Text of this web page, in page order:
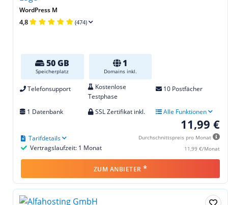
WordPress M
4,8 (474)
50 GB
Speicherplatz
1
Domains inkl.
Telefonsupport
Kostenlose
Testphase
10 Postfächer
1 Datenbank SSL Zertifikat inkl. Alle Funktionen
11,99 €
Durchschnittspreis pro Monat
11,99 €/Monat
Vertragslaufzeit: 1 Monat
Tarifdetails
ZUM ANBIETER *